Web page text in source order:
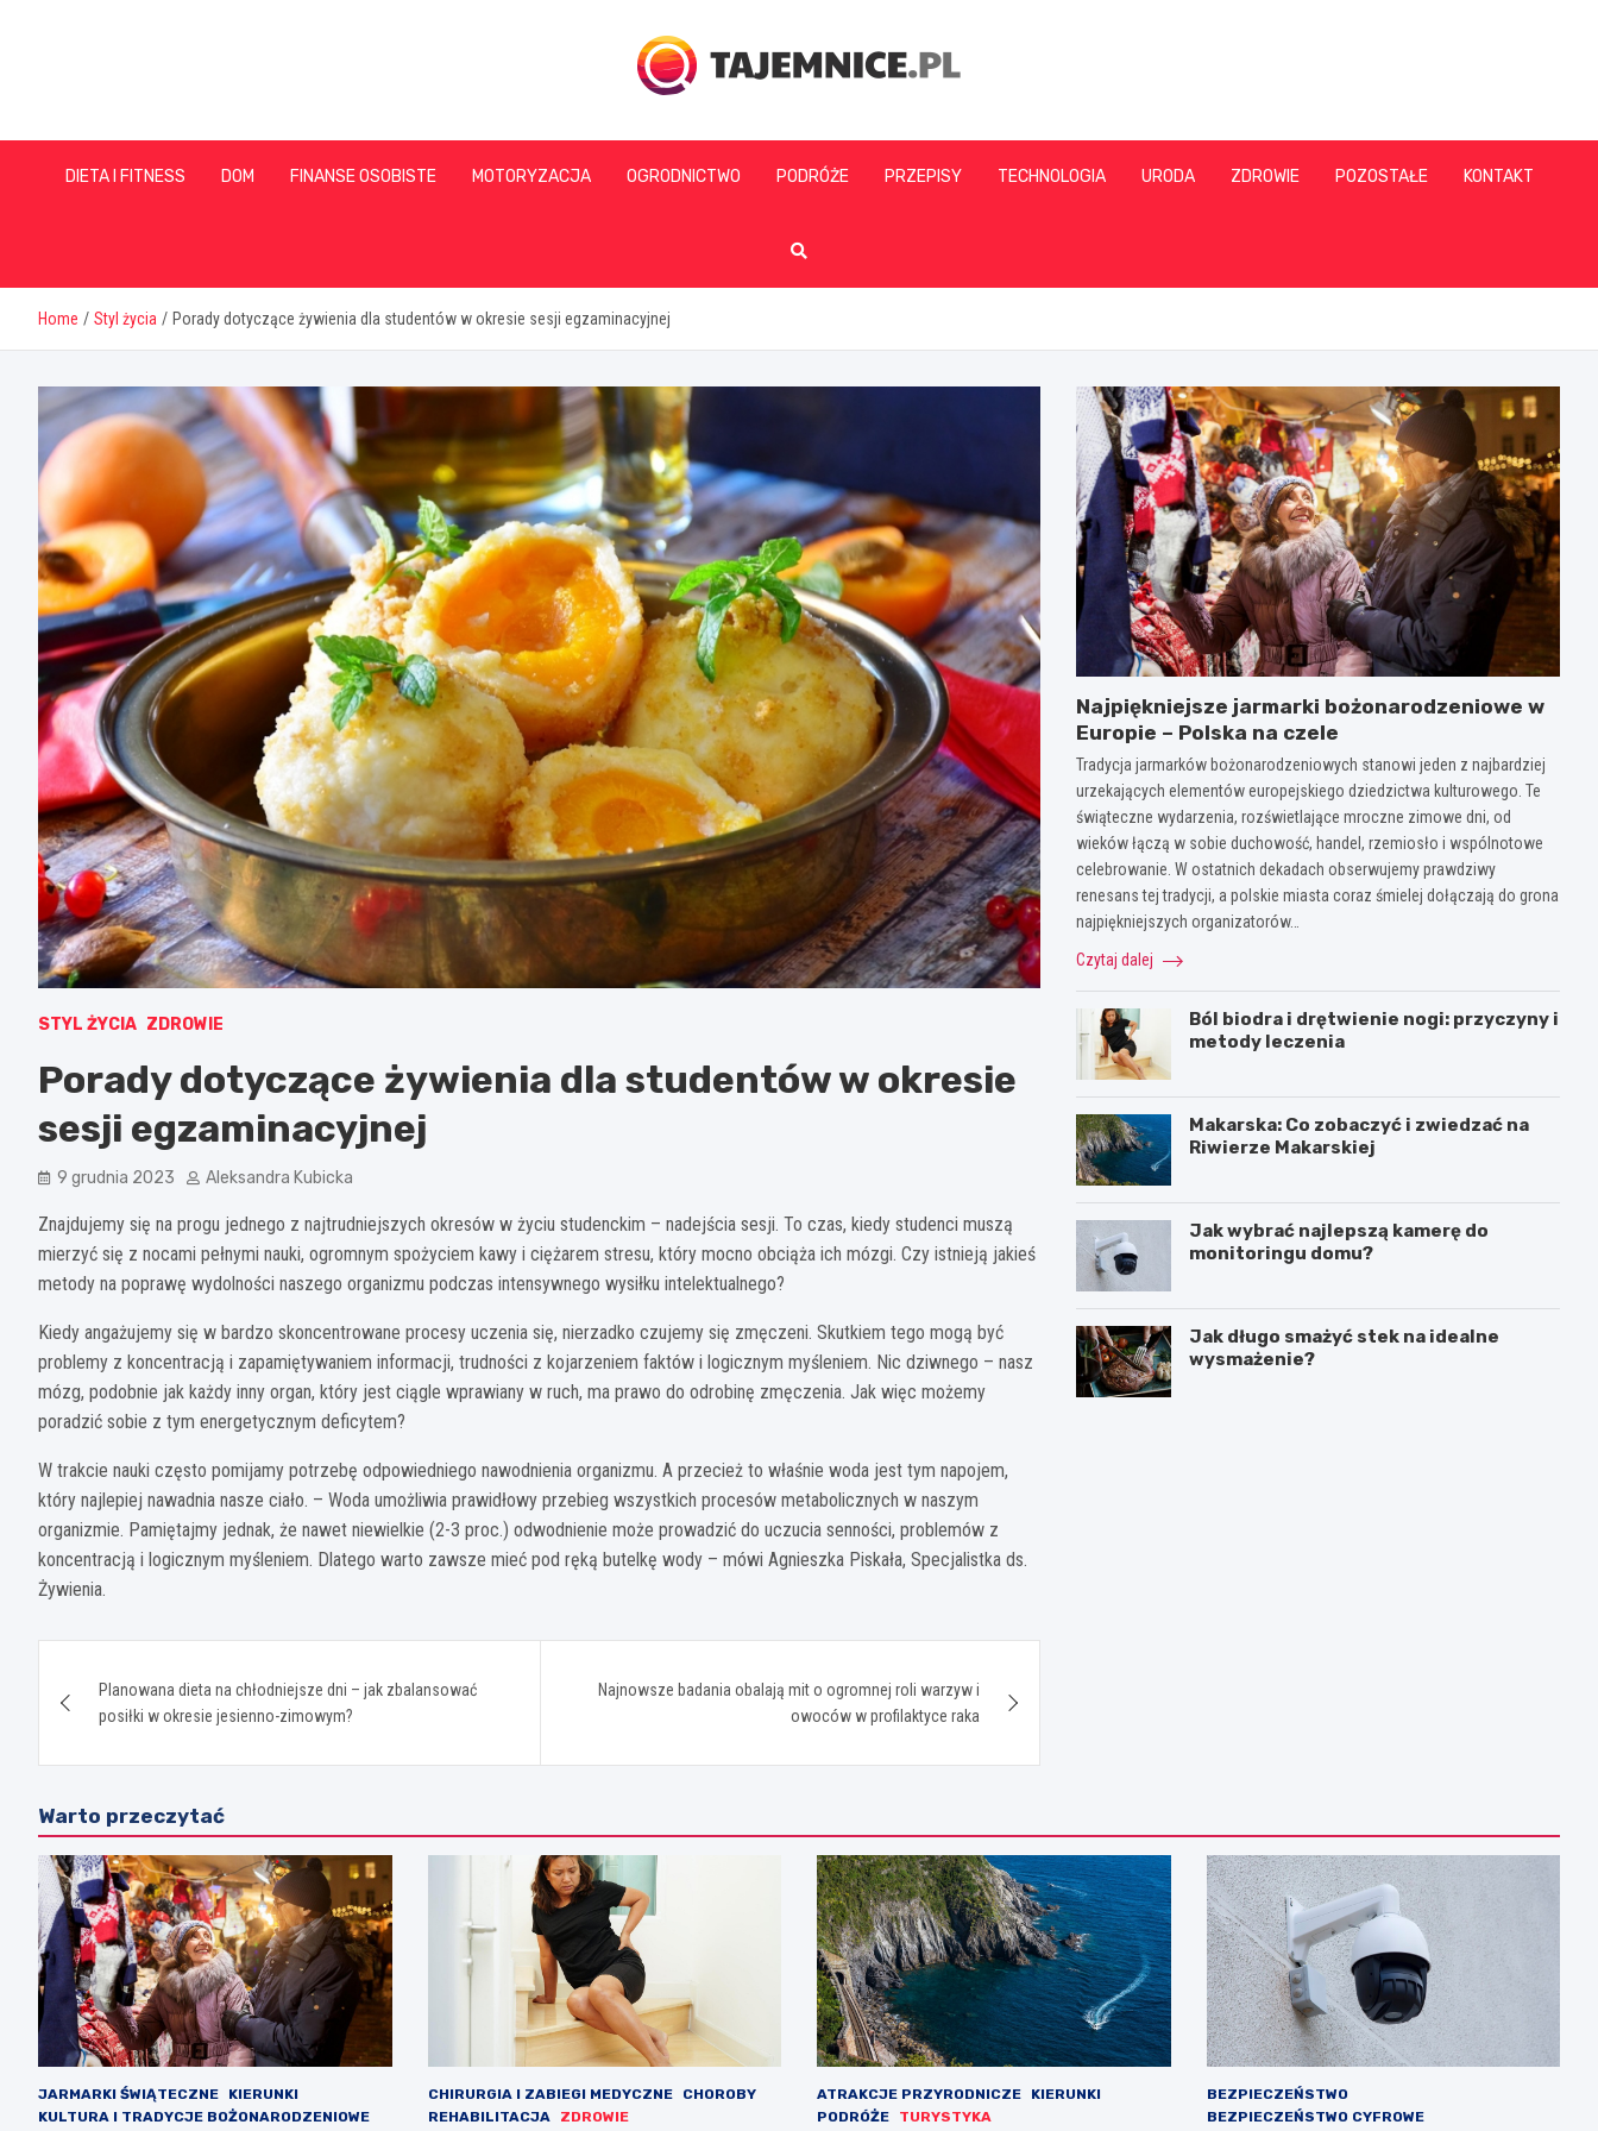
tajemnice.pl
DIETA I FITNESS DOM FINANSE OSOBISTE MOTORYZACJA OGRODNICTWO PODRÓŻE PRZEPISY TECHNOLOGIA URODA ZDROWIE POZOSTAŁE KONTAKT
Home Styl życia Porady dotyczące żywienia dla studentów w okresie sesji egzaminacyjnej
STYL ŻYCIA ZDROWIE
Porady dotyczące żywienia dla studentów w okresie
sesji egzaminacyjnej
9 grudnia 2023 Aleksandra Kubicka
Znajdujemy się na progu jednego z najtrudniejszych okresów w życiu studenckim – nadejścia sesji. To czas, kiedy studenci muszą
mierzyć się z nocami pełnymi nauki, ogromnym spożyciem kawy i ciężarem stresu, który mocno obciąża ich mózgi. Czy istnieją jakieś
metody na poprawę wydolności naszego organizmu podczas intensywnego wysiłku intelektualnego?
Kiedy angażujemy się w bardzo skoncentrowane procesy uczenia się, nierzadko czujemy się zmęczeni. Skutkiem tego mogą być
problemy z koncentracją i zapamiętywaniem informacji, trudności z kojarzeniem faktów i logicznym myśleniem. Nic dziwnego – nasz
mózg, podobnie jak każdy inny organ, który jest ciągle wprawiany w ruch, ma prawo do odrobinę zmęczenia. Jak więc możemy
poradzić sobie z tym energetycznym deficytem?
W trakcie nauki często pomijamy potrzebę odpowiedniego nawodnienia organizmu. A przecież to właśnie woda jest tym napojem,
który najlepiej nawadnia nasze ciało. – Woda umożliwia prawidłowy przebieg wszystkich procesów metabolicznych w naszym
organizmie. Pamiętajmy jednak, że nawet niewielkie (2-3 proc.) odwodnienie może prowadzić do uczucia senności, problemów z
koncentracją i logicznym myśleniem. Dlatego warto zawsze mieć pod ręką butelkę wody – mówi Agnieszka Piskała, Specjalistka ds.
Żywienia.
wpisuPlanowana dieta na chłodniejsze dni – jak zbalansować
posiłki w okresie jesienno-zimowym?
Najnowsze badania obalają mit o ogromnej roli warzyw i
owoców w profilaktyce raka
Najpiękniejsze jarmarki bożonarodzeniowe w
Europie – Polska na czele
Tradycja jarmarków bożonarodzeniowych stanowi jeden z najbardziej
urzekających elementów europejskiego dziedzictwa kulturowego. Te
świąteczne wydarzenia, rozświetlające mroczne zimowe dni, od
wieków łączą w sobie duchowość, handel, rzemiosło i wspólnotowe
celebrowanie. W ostatnich dekadach obserwujemy prawdziwy
renesans tej tradycji, a polskie miasta coraz śmielej dołączają do grona
najpiękniejszych organizatorów…
Czytaj dalej
Ból biodra i drętwienie nogi: przyczyny i
metody leczenia
Makarska: Co zobaczyć i zwiedzać na
Riwierze Makarskiej
Jak wybrać najlepszą kamerę do
monitoringu domu?
Jak długo smażyć stek na idealne
wysmażenie?
Warto przeczytać
JARMARKI ŚWIĄTECZNE
KIERUNKI
KULTURA I TRADYCJE BOŻONARODZENIOWE
CHIRURGIA I ZABIEGI MEDYCZNE
CHOROBY
REHABILITACJA
ZDROWIE
ATRAKCJE PRZYRODNICZE
KIERUNKI
PODRÓŻE
TURYSTYKA
BEZPIECZEŃSTWO
BEZPIECZEŃSTWO CYFROWE